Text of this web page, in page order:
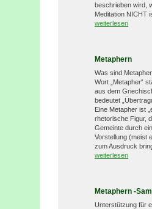
beschrieben wird,
Meditation NICHT
weiterlesen
Metaphern
Was sind
Wort „Metapher“
aus dem
bedeutet
Eine Metapher ist
rhetorische Figur,
Gemeinte durch
Vorstellung (meist
zum Ausdruck
weiterlesen
Metaphern -
Unterstützung für